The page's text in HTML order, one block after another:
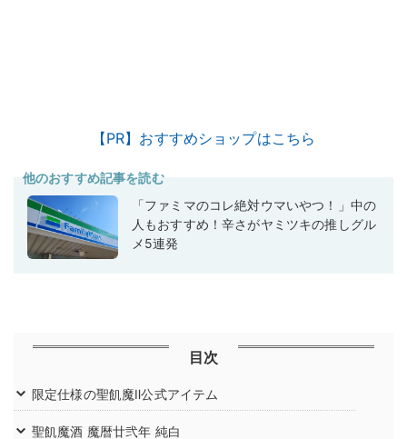
【PR】おすすめショップはこちら
他のおすすめ記事を読む
「ファミマのコレ絶対ウマいやつ！」中の
人もおすすめ！辛さがヤミツキの推しグル
メ5連発
目次
限定仕様の聖飢魔Ⅱ公式アイテム
聖飢魔酒 魔暦廿弐年 純白